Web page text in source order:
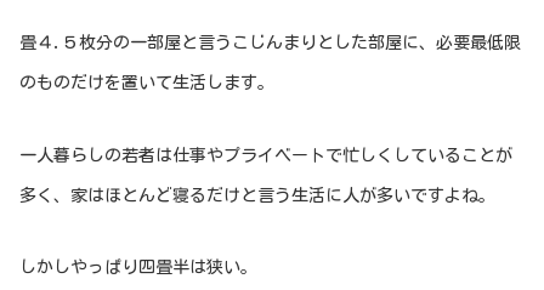
畳４.５枚分の一部屋と言うこじんまりとした部屋に、必要最低限
のものだけを置いて生活します。
一人暮らしの若者は仕事やプライベートで忙しくしていることが
多く、家はほとんど寝るだけと言う生活に人が多いですよね。
しかしやっぱり四畳半は狭い。